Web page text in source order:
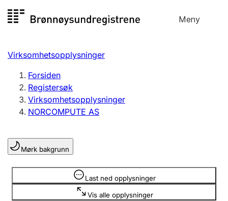
til
Meny
Registersøk
Aksjeselskap
Enkeltpersonforetak
Registrere, endre, slette
Lag og forening
Registrere, endre, slette
Virksomhetsopplysninger
Forsiden
Registersøk
Virksomhetsopplysninger
NORCOMPUTE AS
Mørk bakgrunn
Last ned opplysninger
Vis alle opplysninger
Opplysninger er skjult